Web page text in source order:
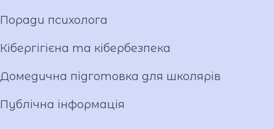
Поради психолога
Кібергігієна та кібербезпека
Домедична підготовка для школярів
Публічна інформація